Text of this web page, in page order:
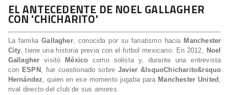
EL ANTECEDENTE DE NOEL GALLAGHER
CON 'CHICHARITO'
La familia Gallagher, conocida por su fanatismo hacia Manchester
City, tiene una historia previa con el futbol mexicano. En 2012, Noel
Gallagher
visitó México
como solista y, durante una entrevista
con ESPN , fue cuestionado sobre Javier &lsquoChicharito&rsquo
Hernández, quien en ese momento jugaba para Manchester United ,
rival directo del club de sus amores.